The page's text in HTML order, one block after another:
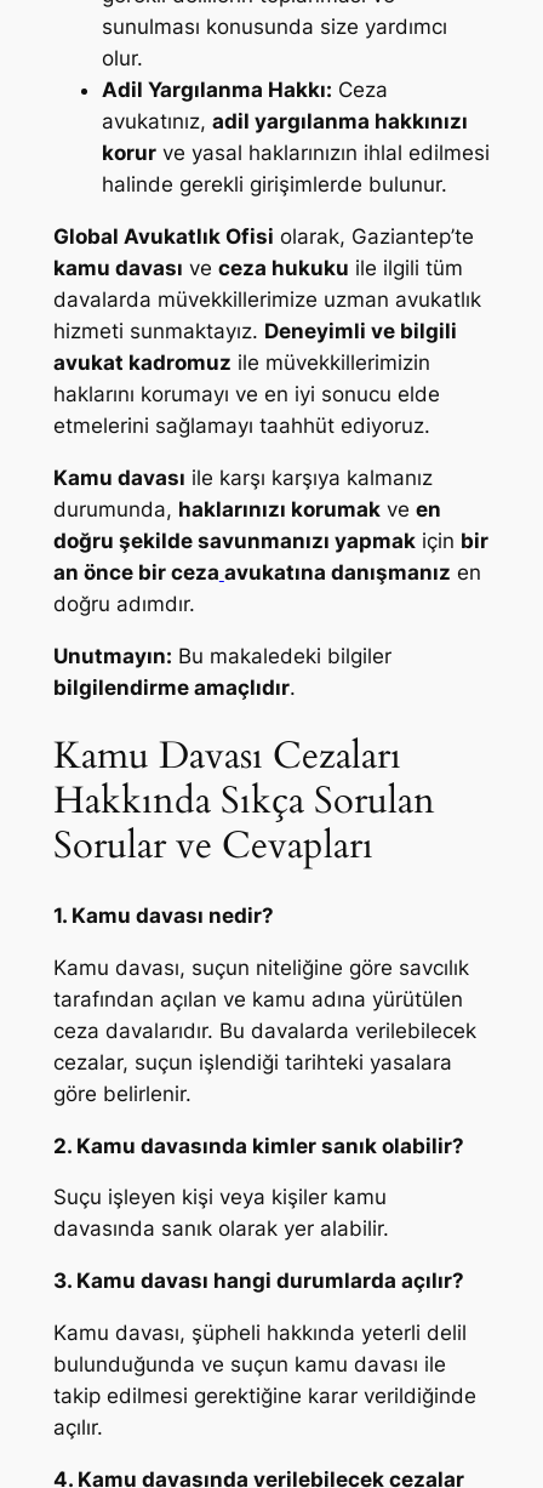
sunulması konusunda size yardımcı
olur.
Adil Yargılanma Hakkı: Ceza
avukatınız, adil yargılanma hakkınızı
korurve yasal haklarınızın ihlal edilmesi
halinde gerekli girişimlerde bulunur.
Global Avukatlık Ofisi olarak, Gaziantep’te
kamu davası ve ceza hukuku ile ilgili tüm
davalarda müvekkillerimize uzman avukatlık
hizmeti sunmaktayız. Deneyimli ve bilgili
avukat kadromuz ile müvekkillerimizin
haklarını korumayı ve en iyi sonucu elde
etmelerini sağlamayı taahhüt ediyoruz.
Kamu davası ile karşı karşıya kalmanız
durumunda, haklarınızı korumakve en
doğru şekilde savunmanızı yapmakiçin bir
an önce bir ceza avukatına danışmanız en
doğru adımdır.
Unutmayın: Bu makaledeki bilgiler
bilgilendirme amaçlıdır.
Kamu Davası Cezaları
Hakkında Sıkça Sorulan
Sorular ve Cevapları
1. Kamu davası nedir?
Kamu davası, suçun niteliğine göre savcılık
tarafından açılan ve kamu adına yürütülen
ceza davalarıdır. Bu davalarda verilebilecek
cezalar, suçun işlendiği tarihteki yasalara
göre belirlenir.
2. Kamu davasında kimler sanık olabilir?
Suçu işleyen kişi veya kişiler kamu
davasında sanık olarak yer alabilir.
3. Kamu davası hangi durumlarda açılır?
Kamu davası, şüpheli hakkında yeterli delil
bulunduğunda ve suçun kamu davası ile
takip edilmesi gerektiğine karar verildiğinde
açılır.
4. Kamu davasında verilebilecek cezalar